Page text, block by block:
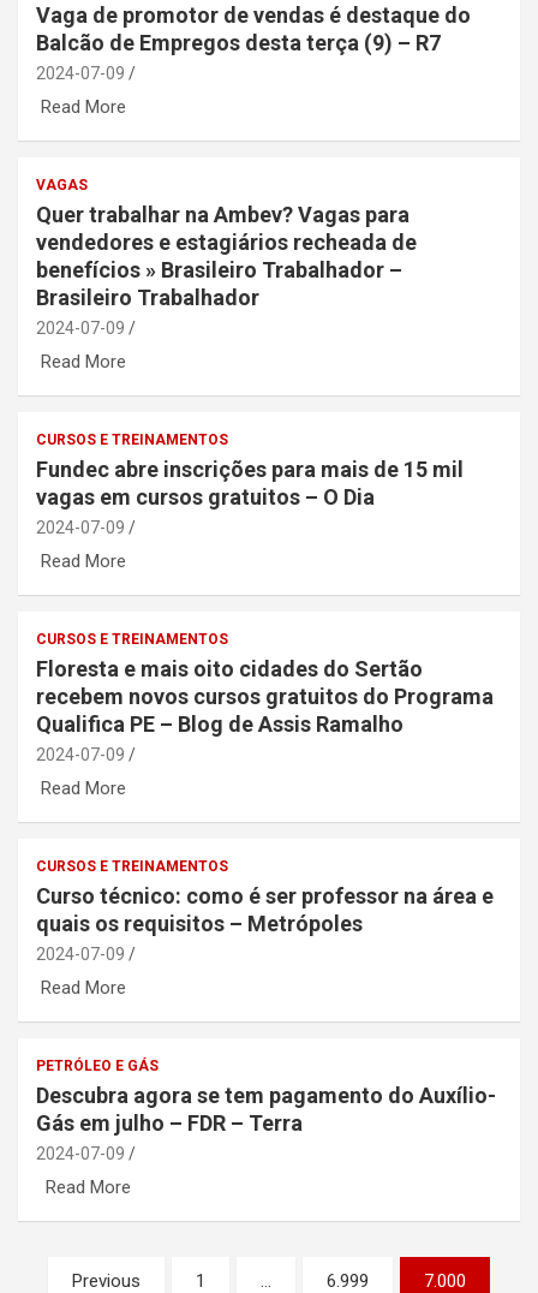
Vaga de promotor de vendas é destaque do
Balcão de Empregos desta terça (9) – R7
2024-07-09
Read More
VAGAS
Quer trabalhar na Ambev? Vagas para
vendedores e estagiários recheada de
benefícios » Brasileiro Trabalhador –
Brasileiro Trabalhador
2024-07-09
Read More
CURSOS E TREINAMENTOS
Fundec abre inscrições para mais de 15 mil
vagas em cursos gratuitos – O Dia
2024-07-09
Read More
CURSOS E TREINAMENTOS
Floresta e mais oito cidades do Sertão
recebem novos cursos gratuitos do Programa
Qualifica PE – Blog de Assis Ramalho
2024-07-09
Read More
CURSOS E TREINAMENTOS
Curso técnico: como é ser professor na área e
quais os requisitos – Metrópoles
2024-07-09
Read More
PETRÓLEO E GÁS
Descubra agora se tem pagamento do Auxílio-
Gás em julho – FDR – Terra
2024-07-09
Read More
Paginação
Previous 1 … 6.999 7.000